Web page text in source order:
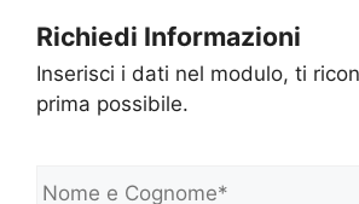
Richiedi Informazioni
Inserisci i dati nel modulo, ti
prima possibile.
o